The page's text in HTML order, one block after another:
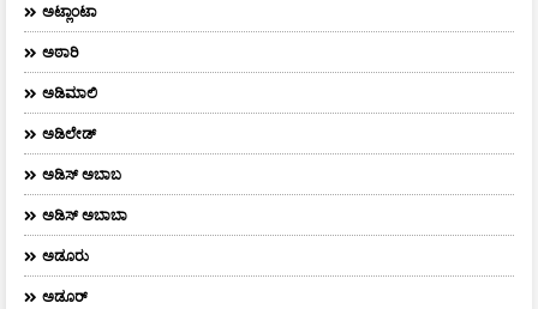
ಅಟ್ಲಾಂಟಾ
ಅಠಾರಿ
ಅಡಿಮಾಲಿ
ಅಡಿಲೇಡ್
ಅಡಿಸ್ ಅಬಾಬ
ಅಡಿಸ್ ಅಬಾಬಾ
ಅಡೂರು
ಅಡೂರ್